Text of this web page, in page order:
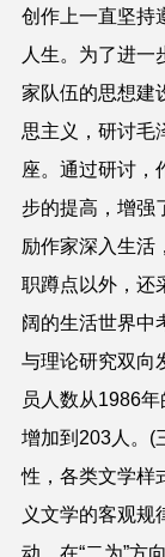
创作上一直坚持
人生。为了进一
家队伍的思想建
思主义，研讨毛
座。通过研讨，
步的提高，增强
励作家深入生活
职蹲点以外，还
阔的生活世界中
与理论研究双向
员人数从1986
增加到203人。(
性，各类文学样
义文学的客观规
动。在“二为”方